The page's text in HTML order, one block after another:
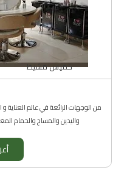
خميس مشيط
من الوجهات الرائعة في عالم العناية
واليدين والمساج والحمام